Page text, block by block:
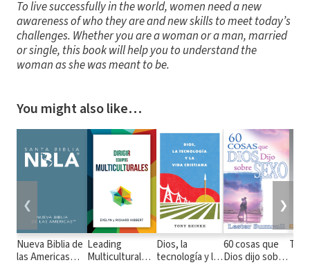
To live successfully in the world, women need a new
awareness of who they are and new skills to meet today’s
challenges. Whether you are a woman or a man, married
or single, this book will help you to understand the
woman as she was meant to be.
You might also like…
Nueva Biblia de
las Americas
Leading
Multicultural
Dios, la
tecnología y la
60 cosas que
Dios dijo sobre
❮ ❯